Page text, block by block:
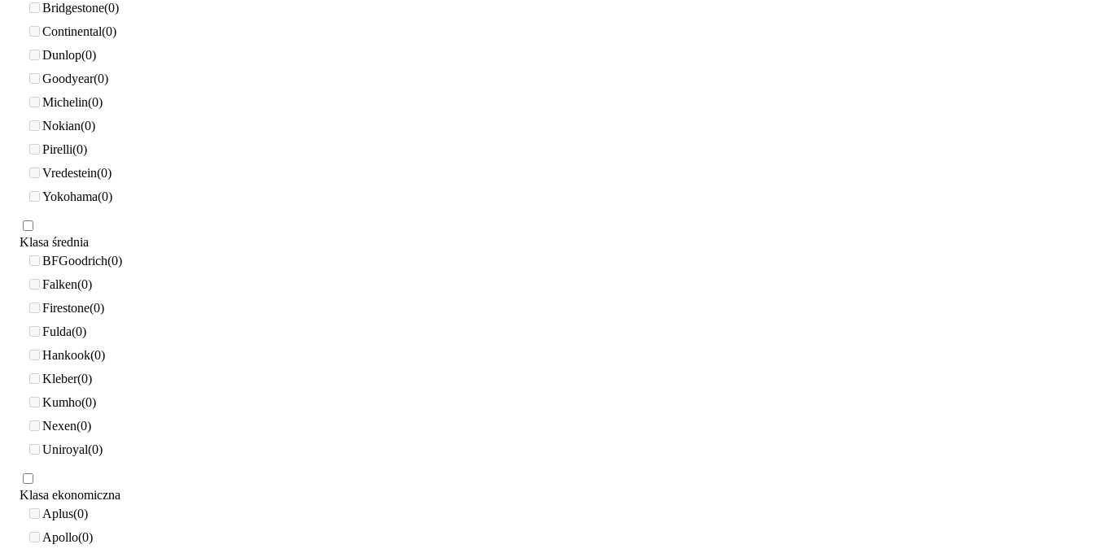
Bridgestone 0
Continental 0
Dunlop 0
Goodyear 0
Michelin 0
Nokian 0
Pirelli 0
Vredestein 0
Yokohama 0
Klasa średnia
BFGoodrich 0
Falken 0
Firestone 0
Fulda 0
Hankook 0
Kleber 0
Kumho 0
Nexen 0
Uniroyal 0
Klasa ekonomiczna
Aplus 0
Apollo 0